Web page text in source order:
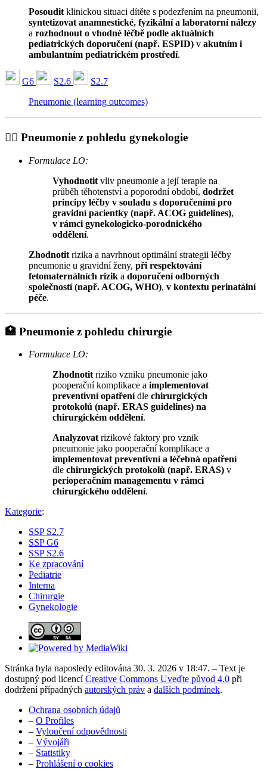
Posoudit klinickou situaci dítěte s podezřením na pneumonii,
syntetizovat anamnestické, fyzikální a laboratorní nálezy
a rozhodnout o vhodné léčbě podle aktuálních
pediatrických doporučení (např. ESPID) v akutním i
ambulantním pediatrickém prostředí.
G6 S2.6
S2.7
Pneumonie (learning outcomes)
👩‍⚕️ Pneumonie z pohledu gynekologie
Formulace LO:
Vyhodnotit vliv pneumonie a její terapie na
průběh těhotenství a poporodní období, dodržet
principy léčby v souladu s doporučeními pro
gravidní pacientky (např. ACOG guidelines),
v rámci gynekologicko-porodnického
oddělení.
Zhodnotit rizika a navrhnout optimální strategii léčby
pneumonie u gravidní ženy, při respektování
fetomaternálních rizik a doporučení odborných
společností (např. ACOG, WHO), v kontextu perinatální
péče.
🏥 Pneumonie z pohledu chirurgie
Formulace LO:
Zhodnotit riziko vzniku pneumonie jako
pooperační komplikace a implementovat
preventivní opatřenídle chirurgických
protokolů (např. ERAS guidelines) na
chirurgickém oddělení.
Analyzovat rizikové faktory pro vznik
pneumonie jako pooperační komplikace a
implementovat preventivní a léčebná opatření
dle chirurgických protokolů (např. ERAS) v
perioperačním managementu v rámci
chirurgického oddělení.
Kategorie:
SSP S2.7
SSP G6
SSP S2.6
Ke zpracování
Pediatrie
Interna
Chirurgie
Gynekologie
Stránka byla naposledy editována 30. 3. 2026 v 18:47. – Text je
dostupný pod licencíCreative Commons Uveďte původ 4.0 při
dodržení případných autorských práv a dalších podmínek.
Ochrana osobních údajů
– O Profiles
– Vyloučení odpovědnosti
– Vývojáři
– Statistiky
– Prohlášení o cookies